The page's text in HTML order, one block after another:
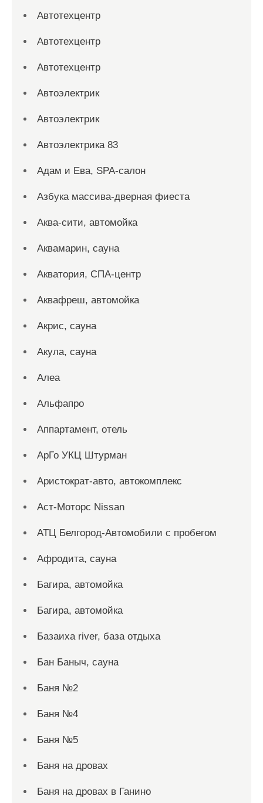
Автотехцентр
Автотехцентр
Автотехцентр
Автоэлектрик
Автоэлектрик
Автоэлектрика 83
Адам и Ева, SPA-салон
Азбука массива-дверная фиеста
Аква-сити, автомойка
Аквамарин, сауна
Акватория, СПА-центр
Аквафреш, автомойка
Акрис, сауна
Акула, сауна
Алеа
Альфапро
Аппартамент, отель
АрГо УКЦ Штурман
Аристократ-авто, автокомплекс
Аст-Моторс Nissan
АТЦ Белгород-Автомобили с пробегом
Афродита, сауна
Багира, автомойка
Багира, автомойка
Базаиха river, база отдыха
Бан Баныч, сауна
Баня №2
Баня №4
Баня №5
Баня на дровах
Баня на дровах в Ганино